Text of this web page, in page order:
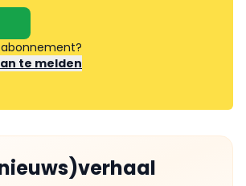
te melden